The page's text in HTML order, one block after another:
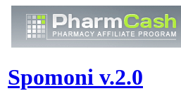
Spomoni v.2.0